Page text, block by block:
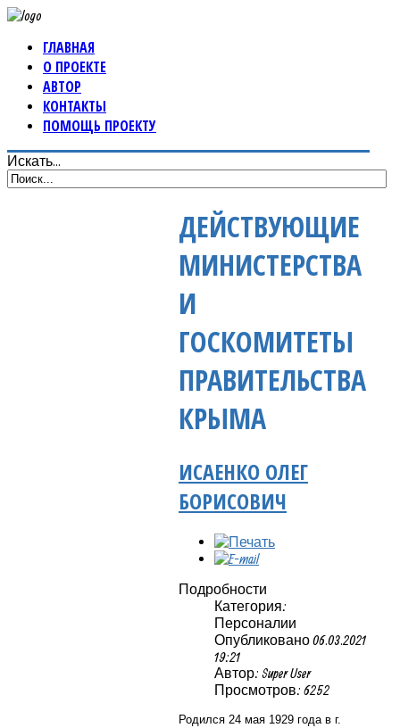
ГЛАВНАЯ
О ПРОЕКТЕ
АВТОР
КОНТАКТЫ
ПОМОЩЬ ПРОЕКТУ
Искать...
ДЕЙСТВУЮЩИЕ
МИНИСТЕРСТВА
И
ГОСКОМИТЕТЫ
ПРАВИТЕЛЬСТВА
КРЫМА
ИСАЕНКО ОЛЕГ
БОРИСОВИЧ
Подробности
Категория:
Персоналии
Опубликовано 06.03.2021
19:21
Автор: Super User
Просмотров: 6252
Родился 24 мая 1929 года в г.